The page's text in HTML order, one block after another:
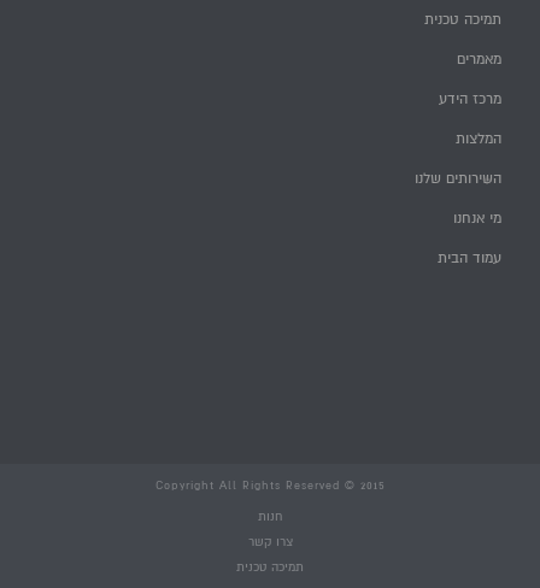
תמיכה טכנית
מאמרים
מרכז הידע
המלצות
השירותים שלנו
מי אנחנו
עמוד הבית
Copyright All Rights Reserved © 2015
חנות
צרו קשר
תמיכה טכנית